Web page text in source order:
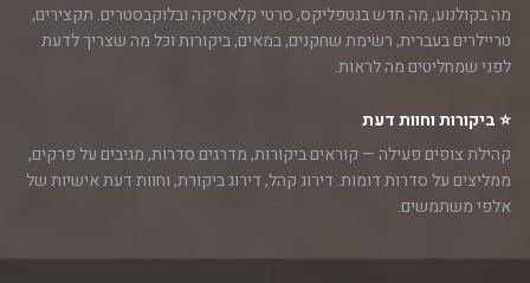
מה בקולנוע, מה חדש בנטפליקס, סרטי קלאסיקה ובלוקבסטרים. תקצירים,
טריילרים בעברית, רשימת שחקנים, במאים, ביקורות וכל מה שצריך לדעת
לפני שמחליטים מה לראות.
⭐ ביקורות וחוות דעת
קהילת צופים פעילה — קוראים ביקורות, מדרגים סדרות, מגיבים על פרקים,
ממליצים על סדרות דומות. דירוג קהל, דירוג ביקורת, וחוות דעת אישיות של
אלפי משתמשים.